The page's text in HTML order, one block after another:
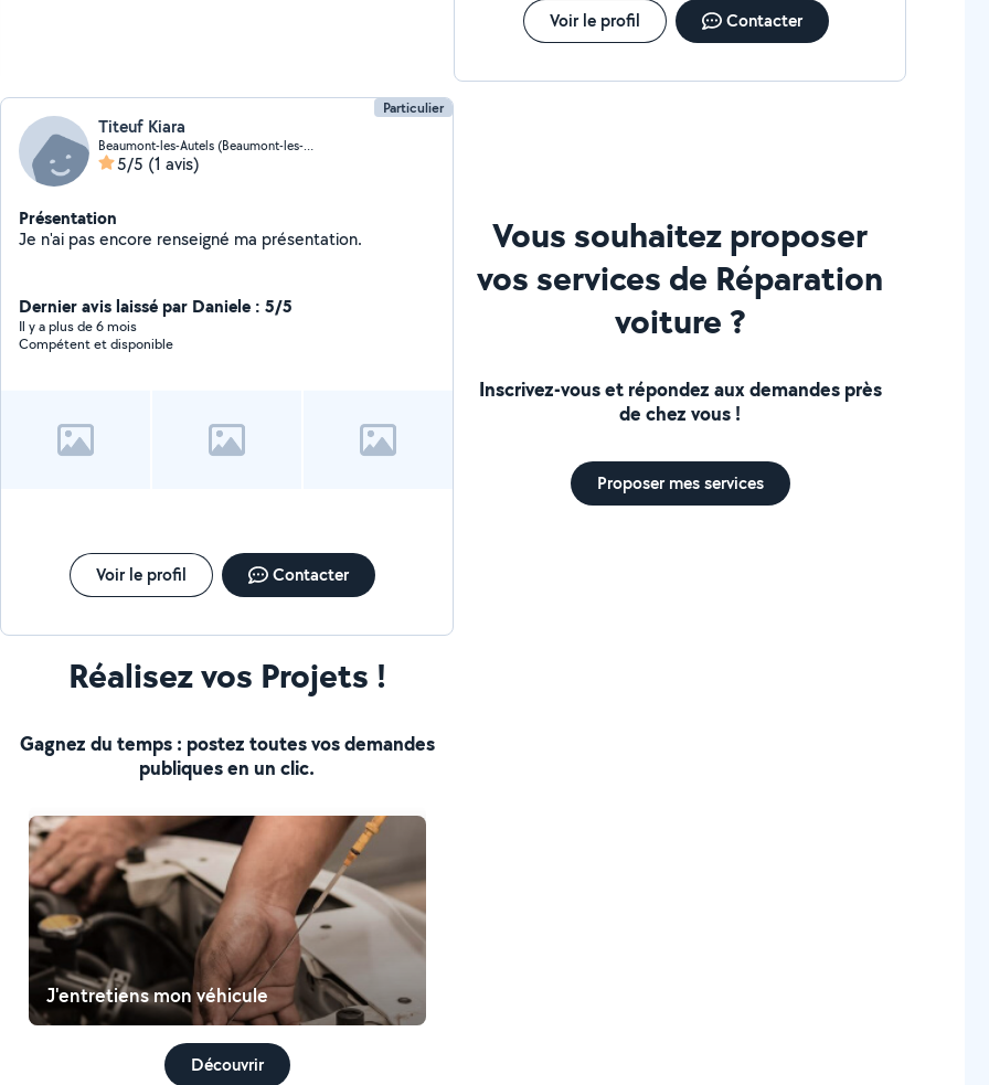
Voir le profil Contacter
Particulier
Titeuf Kiara
Beaumont-les-Autels (Beaumont-les-Autels)
5/5 (1 avis)
Présentation
Je n'ai pas encore renseigné ma présentation.
Dernier avis laissé par Daniele : 5/5
Il y a plus de 6 mois
Compétent et disponible
Voir le profil Contacter
Vous souhaitez proposer
vos services de Réparation
voiture ?
Inscrivez-vous et répondez aux demandes près
de chez vous !
Proposer mes services
Réalisez vos Projets !
Gagnez du temps : postez toutes vos demandes
publiques en un clic.
J'entretiens mon véhicule
Découvrir